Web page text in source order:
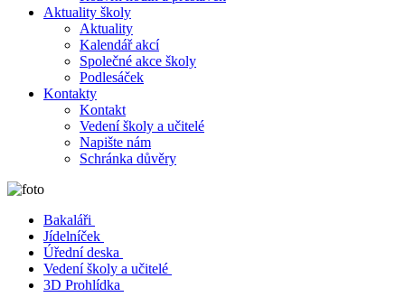
Aktuality školy
Aktuality
Kalendář akcí
Společné akce školy
Podlesáček
Kontakty
Kontakt
Vedení školy a učitelé
Napište nám
Schránka důvěry
Bakaláři
Jídelníček
Úřední deska
Vedení školy a učitelé
3D Prohlídka